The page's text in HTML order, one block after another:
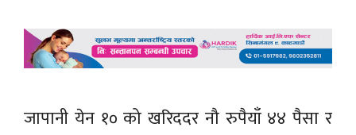
जापानी येन १० को खरिददर नौ रुपैयाँ ४४ पैसा र